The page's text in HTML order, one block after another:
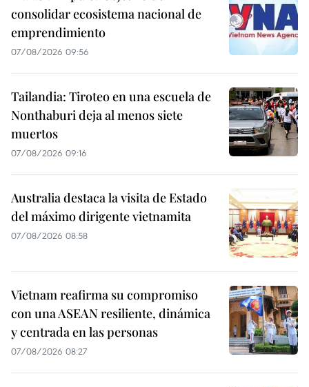
consolidar ecosistema nacional de
emprendimiento
07/08/2026 09:56
Tailandia: Tiroteo en una escuela de
Nonthaburi deja al menos siete
muertos
07/08/2026 09:16
Australia destaca la visita de Estado
del máximo dirigente vietnamita
07/08/2026 08:58
Vietnam reafirma su compromiso
con una ASEAN resiliente, dinámica
y centrada en las personas
07/08/2026 08:27